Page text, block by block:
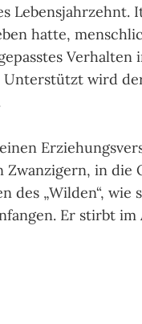
Lebensjahrzehnt.
hatte,
Verhalten
Unterstützt wird
in die
des „Wilden“, wie
Er stirbt